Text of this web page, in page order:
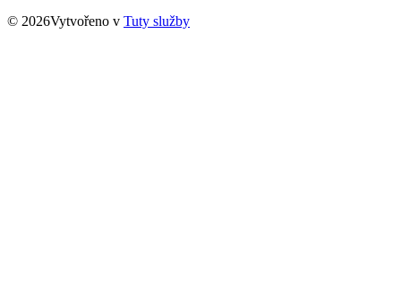
© 2026Vytvořeno v Tuty služby